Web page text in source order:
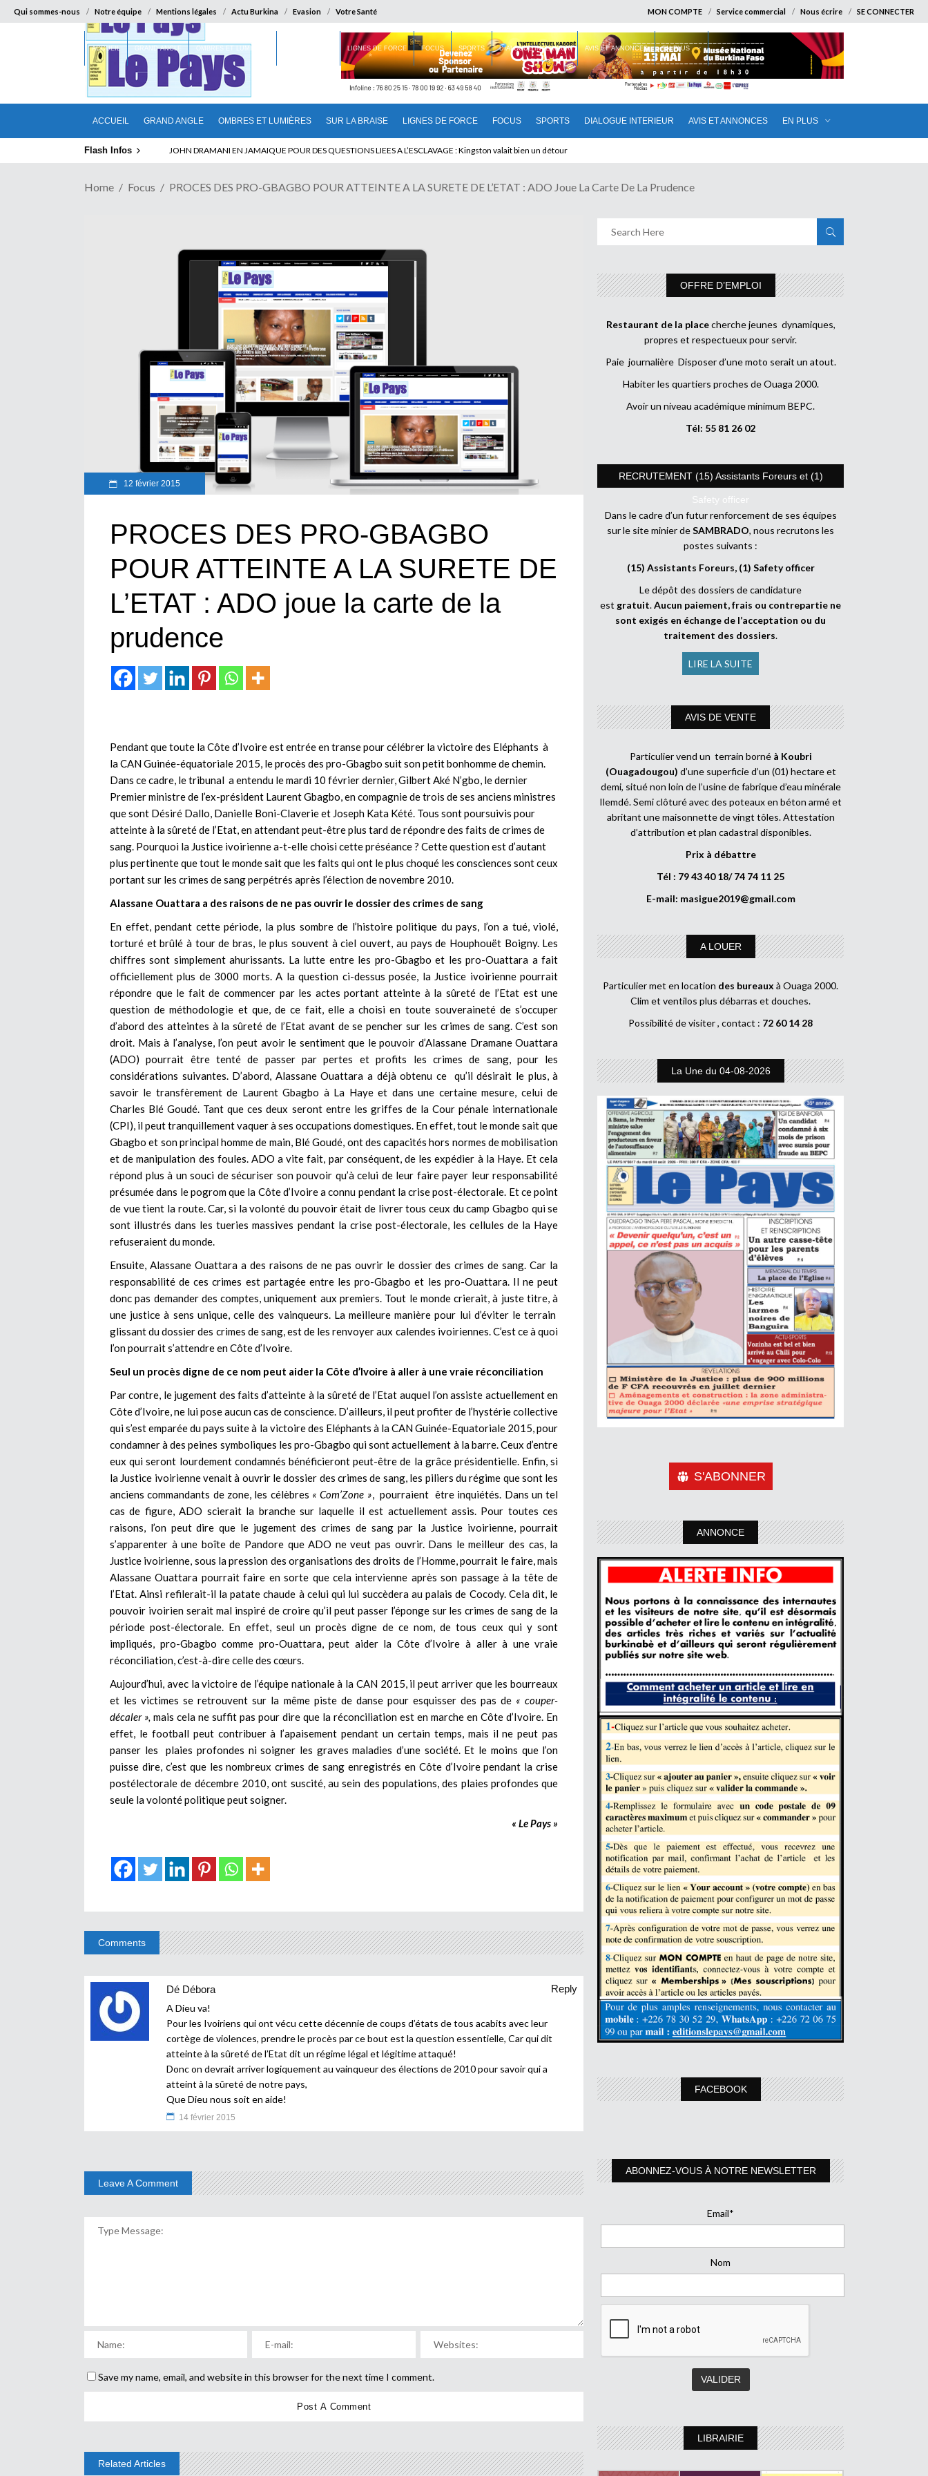
Qui sommes-nous Notre équipe Mentions légales Actu Burkina Evasion Votre Santé MON COMPTE Service commercial Nous écrire SE CONNECTER
ACCUEIL GRAND ANGLE OMBRES ET LUMIÈRES SUR LA BRAISE LIGNES DE FORCE FOCUS SPORTS DIALOGUE INTERIEUR AVIS ET ANNONCES EN PLUS
ACCUEIL GRAND ANGLE OMBRES ET LUMIÈRES LIGNES DE FORCE FOCUS SPORTS DIALOGUE INTERIEUR AVIS ET ANNONCES EN PLUS
Flash Infos ELECTION DE TALON A LA TETE DU SENAT BENINOIS : Quand Patrice quitte le pouvoir sans partir !
Home Focus PROCES DES PRO-GBAGBO POUR ATTEINTE A LA SURETE DE L’ETAT : ADO Joue La Carte De La Prudence
12 février 2015
PROCES DES PRO-GBAGBO
POUR ATTEINTE A LA SURETE DE
L’ETAT : ADO joue la carte de la
prudence
Pendant que toute la Côte d’Ivoire est entrée en transe pour célébrer la victoire des Eléphants à
la CAN Guinée-équatoriale 2015, le procès des pro-Gbagbo suit son petit bonhomme de chemin.
Dans ce cadre, le tribunal a entendu le mardi 10 février dernier, Gilbert Aké N’gbo, le dernier
Premier ministre de l’ex-président Laurent Gbagbo, en compagnie de trois de ses anciens ministres
que sont Désiré Dallo, Danielle Boni-Claverie et Joseph Kata Kété. Tous sont poursuivis pour
atteinte à la sûreté de l’Etat, en attendant peut-être plus tard de répondre des faits de crimes de
sang. Pourquoi la Justice ivoirienne a-t-elle choisi cette préséance ? Cette question est d’autant
plus pertinente que tout le monde sait que les faits qui ont le plus choqué les consciences sont ceux
portant sur les crimes de sang perpétrés après l’élection de novembre 2010.
Alassane Ouattara a des raisons de ne pas ouvrir le dossier des crimes de sang
En effet, pendant cette période, la plus sombre de l’histoire politique du pays, l’on a tué, violé,
torturé et brûlé à tour de bras, le plus souvent à ciel ouvert, au pays de Houphouët Boigny. Les
chiffres sont simplement ahurissants. La lutte entre les pro-Gbagbo et les pro-Ouattara a fait
officiellement plus de 3000 morts. A la question ci-dessus posée, la Justice ivoirienne pourrait
répondre que le fait de commencer par les actes portant atteinte à la sûreté de l’Etat est une
question de méthodologie et que, de ce fait, elle a choisi en toute souveraineté de s’occuper
d’abord des atteintes à la sûreté de l’Etat avant de se pencher sur les crimes de sang. C’est son
droit. Mais à l’analyse, l’on peut avoir le sentiment que le pouvoir d’Alassane Dramane Ouattara
(ADO) pourrait être tenté de passer par pertes et profits les crimes de sang, pour les
considérations suivantes. D’abord, Alassane Ouattara a déjà obtenu ce qu’il désirait le plus, à
savoir le transfèrement de Laurent Gbagbo à La Haye et dans une certaine mesure, celui de
Charles Blé Goudé. Tant que ces deux seront entre les griffes de la Cour pénale internationale
(CPI), il peut tranquillement vaquer à ses occupations domestiques. En effet, tout le monde sait que
Gbagbo et son principal homme de main, Blé Goudé, ont des capacités hors normes de mobilisation
et de manipulation des foules. ADO a vite fait, par conséquent, de les expédier à la Haye. Et cela
répond plus à un souci de sécuriser son pouvoir qu’à celui de leur faire payer leur responsabilité
présumée dans le pogrom que la Côte d’Ivoire a connu pendant la crise post-électorale. Et ce point
de vue tient la route. Car, si la volonté du pouvoir était de livrer tous ceux du camp Gbagbo qui se
sont illustrés dans les tueries massives pendant la crise post-électorale, les cellules de la Haye
refuseraient du monde.
Ensuite, Alassane Ouattara a des raisons de ne pas ouvrir le dossier des crimes de sang. Car la
responsabilité de ces crimes est partagée entre les pro-Gbagbo et les pro-Ouattara. Il ne peut
donc pas demander des comptes, uniquement aux premiers. Tout le monde crierait, à juste titre, à
une justice à sens unique, celle des vainqueurs. La meilleure manière pour lui d’éviter le terrain
glissant du dossier des crimes de sang, est de les renvoyer aux calendes ivoiriennes. C’est ce à quoi
l’on pourrait s’attendre en Côte d’Ivoire.
Seul un procès digne de ce nom peut aider la Côte d’Ivoire à aller à une vraie réconciliation
Par contre, le jugement des faits d’atteinte à la sûreté de l’Etat auquel l’on assiste actuellement en
Côte d’Ivoire, ne lui pose aucun cas de conscience. D’ailleurs, il peut profiter de l’hystérie collective
qui s’est emparée du pays suite à la victoire des Eléphants à la CAN Guinée-Equatoriale 2015, pour
condamner à des peines symboliques les pro-Gbagbo qui sont actuellement à la barre. Ceux d’entre
eux qui seront lourdement condamnés bénéficieront peut-être de la grâce présidentielle. Enfin, si
la Justice ivoirienne venait à ouvrir le dossier des crimes de sang, les piliers du régime que sont les
anciens commandants de zone, les célèbres « Com’Zone » , pourraient être inquiétés. Dans un tel
cas de figure, ADO scierait la branche sur laquelle il est actuellement assis. Pour toutes ces
raisons, l’on peut dire que le jugement des crimes de sang par la Justice ivoirienne, pourrait
s’apparenter à une boîte de Pandore que ADO ne veut pas ouvrir. Dans le meilleur des cas, la
Justice ivoirienne, sous la pression des organisations des droits de l’Homme, pourrait le faire, mais
Alassane Ouattara pourrait faire en sorte que cela intervienne après son passage à la tête de
l’Etat. Ainsi refilerait-il la patate chaude à celui qui lui succèdera au palais de Cocody. Cela dit, le
pouvoir ivoirien serait mal inspiré de croire qu’il peut passer l’éponge sur les crimes de sang de la
période post-électorale. En effet, seul un procès digne de ce nom, de tous ceux qui y sont
impliqués, pro-Gbagbo comme pro-Ouattara, peut aider la Côte d’Ivoire à aller à une vraie
réconciliation, c’est-à-dire celle des cœurs.
Aujourd’hui, avec la victoire de l’équipe nationale à la CAN 2015, il peut arriver que les bourreaux
et les victimes se retrouvent sur la même piste de danse pour esquisser des pas de « couper-
décaler », mais cela ne suffit pas pour dire que la réconciliation est en marche en Côte d’Ivoire. En
effet, le football peut contribuer à l’apaisement pendant un certain temps, mais il ne peut pas
panser les plaies profondes ni soigner les graves maladies d’une société. Et le moins que l’on
puisse dire, c’est que les nombreux crimes de sang enregistrés en Côte d’Ivoire pendant la crise
postélectorale de décembre 2010, ont suscité, au sein des populations, des plaies profondes que
seule la volonté politique peut soigner.
« Le Pays »
Comments
Dé Débora
Reply
A Dieu va!
Pour les Ivoiriens qui ont vécu cette décennie de coups d’états de tous acabits avec leur
cortège de violences, prendre le procès par ce bout est la question essentielle, Car qui dit
atteinte à la sûreté de l’Etat dit un régime légal et légitime attaqué!
Donc on devrait arriver logiquement au vainqueur des élections de 2010 pour savoir qui a
atteint à la sûreté de notre pays,
Que Dieu nous soit en aide!
14 février 2015
Leave A Comment
Save my name, email, and website in this browser for the next time I comment.
Related Articles
OFFRE D’EMPLOI
Restaurant de la placecherche jeunes dynamiques,
propres et respectueux pour servir.
Paie journalière Disposer d’une moto serait un atout.
Habiter les quartiers proches de Ouaga 2000.
Avoir un niveau académique minimum BEPC.
Tél: 55 81 26 02
RECRUTEMENT (15) Assistants Foreurs et (1)
Safety officer
Dans le cadre d’un futur renforcement de ses équipes
sur le site minier deSAMBRADO, nous recrutons les
postes suivants :
(15) Assistants Foreurs, (1) Safety officer
Le dépôt des dossiers de candidature
est gratuit.Aucun paiement, frais ou contrepartie ne
sont exigés en échange de l’acceptation ou du
traitement des dossiers.
LIRE LA SUITE
AVIS DE VENTE
Particulier vend un terrain borné à Koubri
(Ouagadougou) d’une superficie d’un (01) hectare et
demi, situé non loin de l’usine de fabrique d’eau minérale
Ilemdé. Semi clôturé avec des poteaux en béton armé et
abritant une maisonnette de vingt tôles. Attestation
d’attribution et plan cadastral disponibles.
Prix à débattre
Tél : 79 43 40 18/ 74 74 11 25
E-mail: masigue2019@gmail.com
A LOUER
Particulier met en location des bureaux à Ouaga 2000.
Clim et ventilos plus débarras et douches.
Possibilité de visiter , contact : 72 60 14 28
La Une du 04-08-2026
S'ABONNER
ANNONCE
FACEBOOK
ABONNEZ-VOUS À NOTRE NEWSLETTER
Email*
Nom
LIBRAIRIE